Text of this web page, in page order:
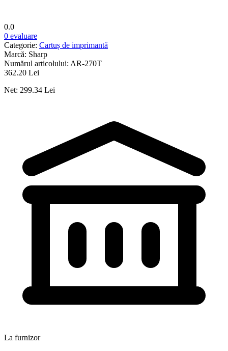
0.0
0 evaluare
Categorie: Cartuș de imprimantă
Marcă: Sharp
Numărul articolului: AR-270T
362.20 Lei
Net: 299.34 Lei
La furnizor